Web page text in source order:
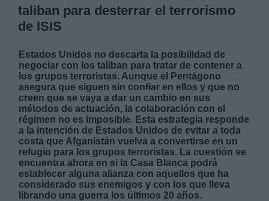
taliban para desterrar el terrorismo
de ISIS
Estados Unidos no descarta la posibilidad de
negociar con los taliban para tratar de contener a
los grupos terroristas. Aunque el Pentágono
asegura que siguen sin confiar en ellos y que no
creen que se vaya a dar un cambio en sus
métodos de actuación, la colaboración con el
régimen no es imposible. Esta estrategia responde
a la intención de Estados Unidos de evitar a toda
costa que Afganistán vuelva a convertirse en un
refugio para los grupos terroristas. La cuestión se
encuentra ahora en si la Casa Blanca podrá
establecer alguna alianza con aquellos que ha
considerado sus enemigos y con los que lleva
librando una guerra los últimos 20 años.
Legitimación:
Destinatarios:
Derechos:
link